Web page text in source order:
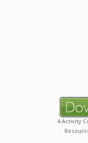
4-Activity